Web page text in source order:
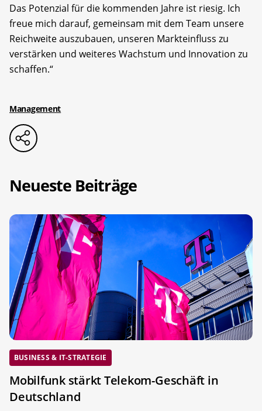
Das Potenzial für die kommenden Jahre ist riesig. Ich
freue mich darauf, gemeinsam mit dem Team unsere
Reichweite auszubauen, unseren Markteinfluss zu
verstärken und weiteres Wachstum und Innovation zu
schaffen.“
Management
Neueste Beiträge
BUSINESS & IT-STRATEGIE
Mobilfunk stärkt Telekom-Geschäft in
Deutschland